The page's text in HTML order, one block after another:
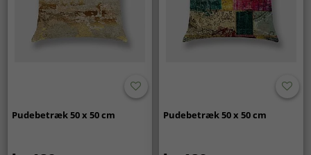
Pudebetræk 50 x 50 cm Pudebetræk 50 x 50 cm